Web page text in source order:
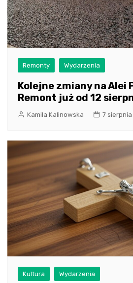
Remonty Wydarzenia
Kolejne zmiany na Alei
Remont już od 12
Kamila Kalinowska 7
Kultura Wydarzenia